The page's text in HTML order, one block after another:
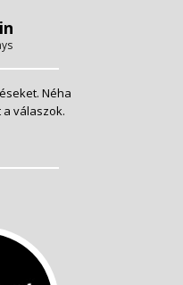
Néha
válaszok.